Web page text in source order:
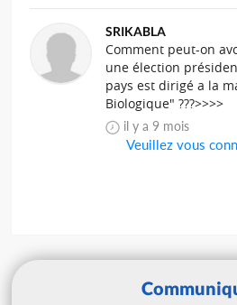
SRIKABLA
Comment peut-on
une élection
pays est dirigé a la
Biologique" ???>>>>
il y a 9 mois
Veuillez vous